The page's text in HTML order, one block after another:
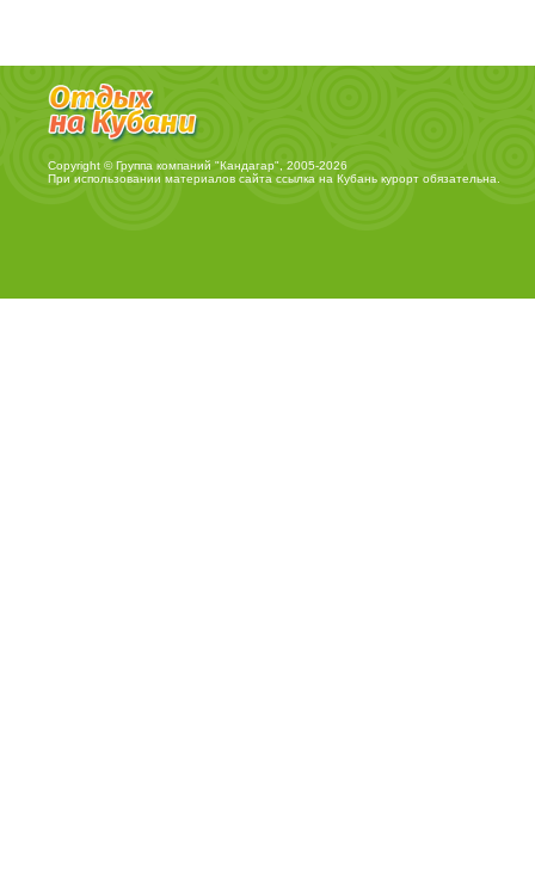
Copyright © Группа компаний "Кандагар", 2005-2026
При использовании материалов сайта ссылка на Кубань курортобязательна.